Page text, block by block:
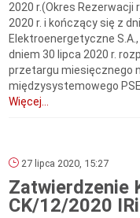
2020 r.(Okres
2020 r. i kończący się z
Elektroenergetyczne
dniem 30 lipca 2020 r.
przetargu miesięcznego
międzysystemowego PSE
Więcej...
27 lipca 2020, 15:27
Zatwierdzenie
CK/12/2020